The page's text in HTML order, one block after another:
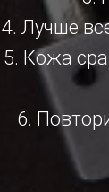
4. Лучше
5. Кожа
6.